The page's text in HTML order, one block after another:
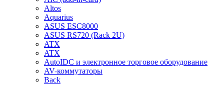
Altos
Aquarius
ASUS ESC8000
ASUS RS720 (Rack 2U)
ATX
ATX
AutoIDC и электронное торговое оборудование
AV-коммутаторы
Back